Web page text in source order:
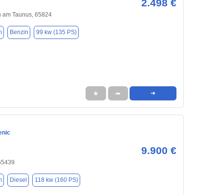
2.498 €
am Taunus, 65824
Benzin 99 kw (135 PS)
★ ➦ ➜
9.900 €
Diesel 118 kw (160 PS)